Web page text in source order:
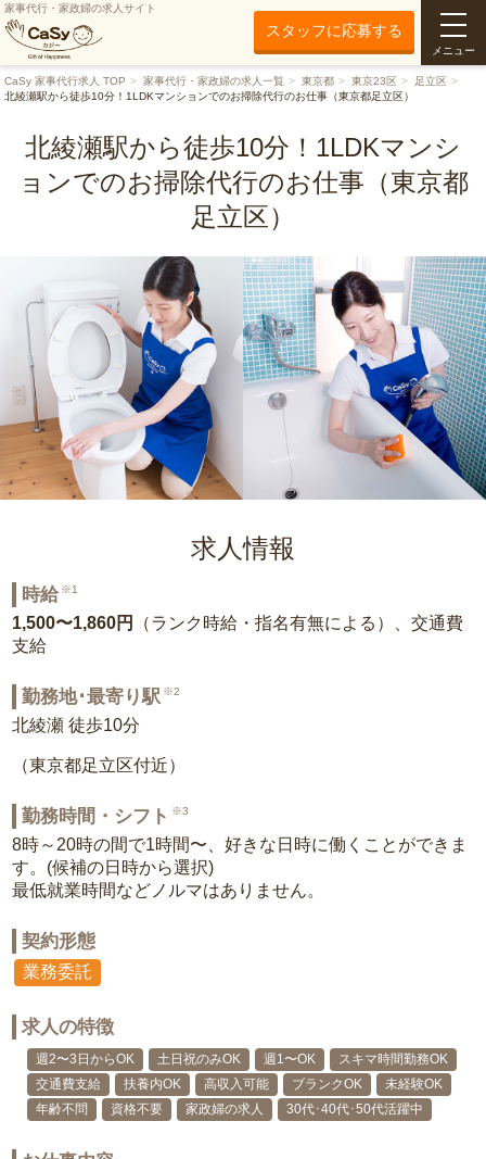
家事代行・家政婦の求人サイト
スタッフに応募する
メニュー
CaSy 家事代行求人 TOP 家事代行・家政婦の求人一覧 東京都 東京23区
足立区
北綾瀬駅から徒歩10分！1LDKマンションでのお掃除代行のお仕事（東京都足立区）
北綾瀬駅から徒歩10分！1LDKマンシ
ョンでのお掃除代行のお仕事（東京都
足立区）
求人情報
時給 ※1
1,500〜1,860円
（ランク時給・指名有無による）、交通費
支給
勤務地･最寄り駅 ※2
北綾瀬 徒歩10分
（東京都足立区付近）
勤務時間・シフト ※3
8時～20時の間で1時間〜、好きな日時に働くことができま
す。(候補の日時から選択)
最低就業時間などノルマはありません。
契約形態
業務委託
求人の特徴
週2〜3日からOK 土日祝のみOK 週1〜OK
スキマ時間勤務OK
交通費支給
扶養内OK 高収入可能 ブランクOK
未経験OK
年齢不問
資格不要 家政婦の求人 30代･40代･50代活躍中